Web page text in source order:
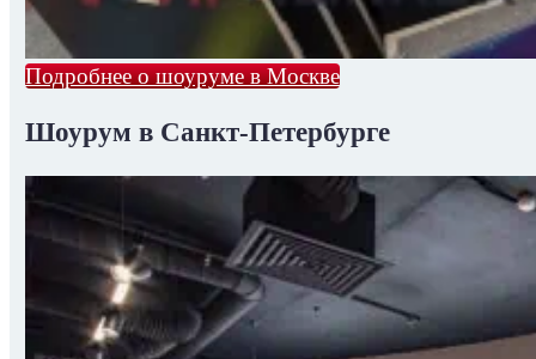
Подробнее о шоуруме в Москве
Шоурум в Санкт-Петербурге